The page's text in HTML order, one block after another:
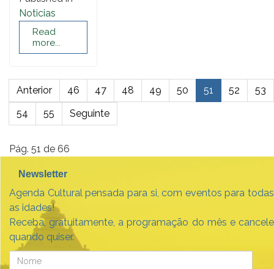
Noticias
Read
more...
Anterior 46 47 48 49 50 51 52
53
54
55 Seguinte
Pág. 51 de 66
Newsletter
Agenda Cultural pensada para si, com eventos para todas
as idades!
Receba, gratuitamente, a programação do mês e cancele
quando quiser.